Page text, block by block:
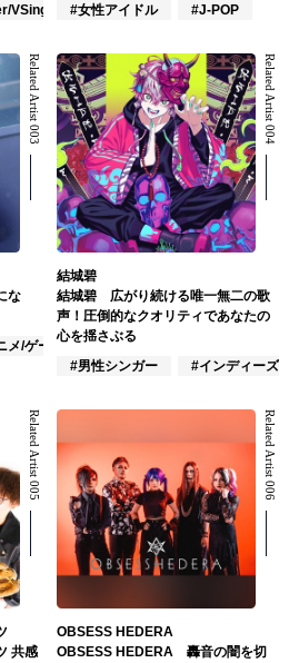
VSinger #VOCALOID
#女性アイドル
#J-POP
Related Artist 003
な
メ/ゲーム
Related Artist 004
結城碧
結城碧 広がり続ける唯一無二の歌
声！圧倒的なクオリティであなたの
心を揺さぶる
#男性シンガー
#インディーズ
Related Artist 005
共感
Related Artist 006
OBSESS HEDERA
OBSESS HEDERA 轟音の闇を切